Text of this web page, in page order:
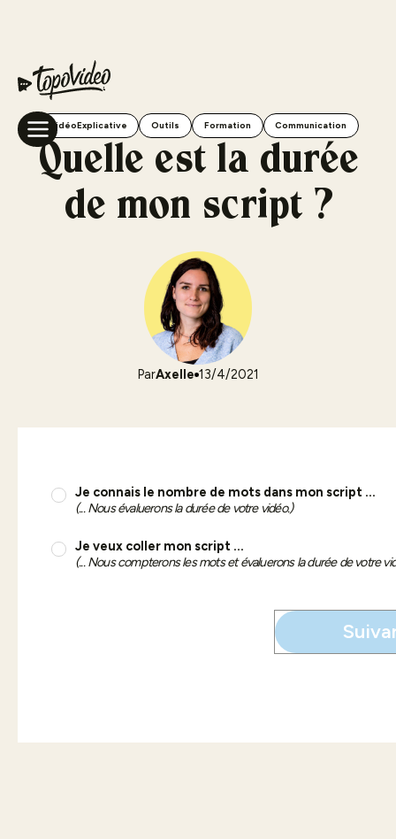
VidéoExplicative Outils Formation Communication
Quelle est la durée
de mon script ?
ParAxelle 13/4/2021
Je connais le nombre de mots dans mon script ...
(... Nous évaluerons la durée de votre vidéo.)
Je veux coller mon script ...
(... Nous compterons les mots et évaluerons la durée de votre